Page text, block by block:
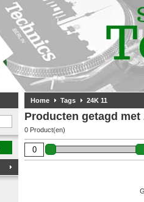
Home Tags 24K 11
Producten getagd met
0 Product(en)